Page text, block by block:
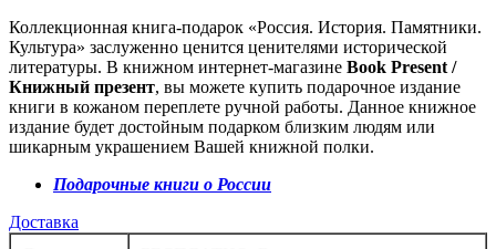
Коллекционная книга-подарок «Россия. История. Памятники.
Культура» заслуженно ценится ценителями исторической
литературы. В книжном интернет-магазине Book Present /
Книжный презент, вы можете купить подарочное издание
книги в кожаном переплете ручной работы. Данное книжное
издание будет достойным подарком близким людям или
шикарным украшением Вашей книжной полки.
Подарочные книги о России
Доставка